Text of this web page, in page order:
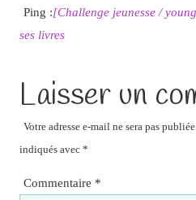
Ping :[Challenge jeunesse /
ses livres
Laisser un
Votre adresse e-mail ne sera pas publiée.
indiqués avec *
Commentaire *